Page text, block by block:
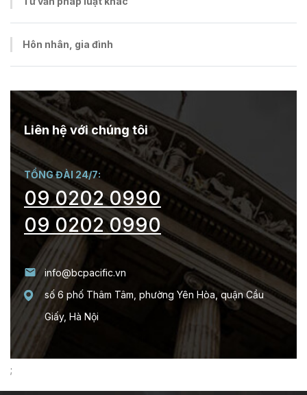
Hôn nhân, gia đình
Liên hệ với chúng tôi
TỔNG ĐÀI 24/7:
09 0202 0990
09 0202 0990
info@bcpacific.vn
số 6 phố Thâm Tâm, phường Yên Hòa, quận Cầu
Giấy, Hà Nội
;